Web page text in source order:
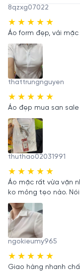
8qzxg07022
Áo form đẹp, vải
thattrungnguyen
Áo đẹp mua san
thuthao02031991
Áo mặc rất vừa vặn
ko mỏng tẹo nào.
ngokieumy965
Giao hàng nhanh